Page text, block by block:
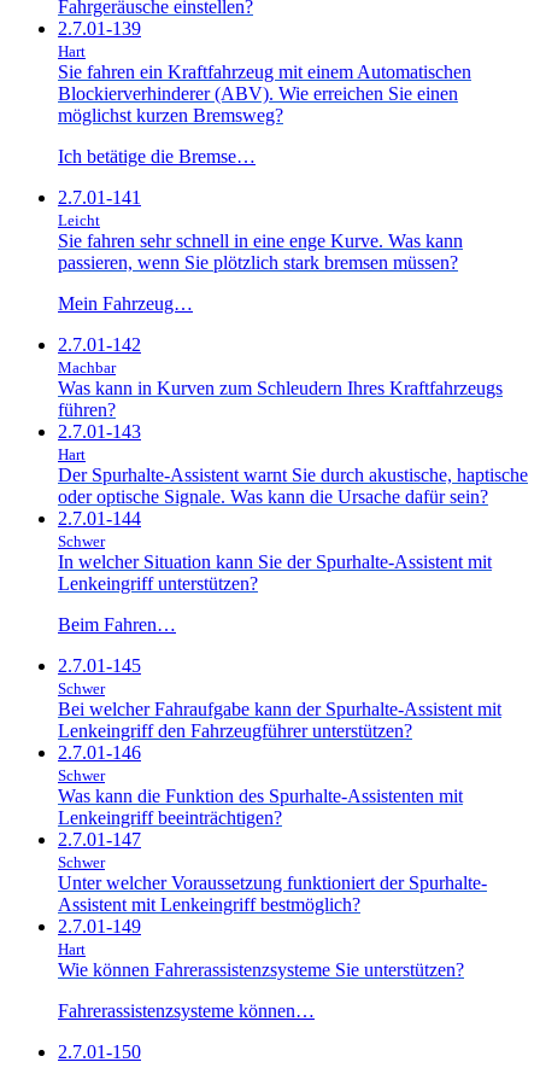
Fahrgeräusche einstellen?
2.7.01-139
Hart
Sie fahren ein Kraftfahrzeug mit einem Automatischen
Blockierverhinderer (ABV). Wie erreichen Sie einen
möglichst kurzen Bremsweg?
Ich betätige die Bremse…
2.7.01-141
Leicht
Sie fahren sehr schnell in eine enge Kurve. Was kann
passieren, wenn Sie plötzlich stark bremsen müssen?
Mein Fahrzeug…
2.7.01-142
Machbar
Was kann in Kurven zum Schleudern Ihres Kraftfahrzeugs
führen?
2.7.01-143
Hart
Der Spurhalte-Assistent warnt Sie durch akustische, haptische
oder optische Signale. Was kann die Ursache dafür sein?
2.7.01-144
Schwer
In welcher Situation kann Sie der Spurhalte-Assistent mit
Lenkeingriff unterstützen?
Beim Fahren…
2.7.01-145
Schwer
Bei welcher Fahraufgabe kann der Spurhalte-Assistent mit
Lenkeingriff den Fahrzeugführer unterstützen?
2.7.01-146
Schwer
Was kann die Funktion des Spurhalte-Assistenten mit
Lenkeingriff beeinträchtigen?
2.7.01-147
Schwer
Unter welcher Voraussetzung funktioniert der Spurhalte-
Assistent mit Lenkeingriff bestmöglich?
2.7.01-149
Hart
Wie können Fahrerassistenzsysteme Sie unterstützen?
Fahrerassistenzsysteme können…
2.7.01-150